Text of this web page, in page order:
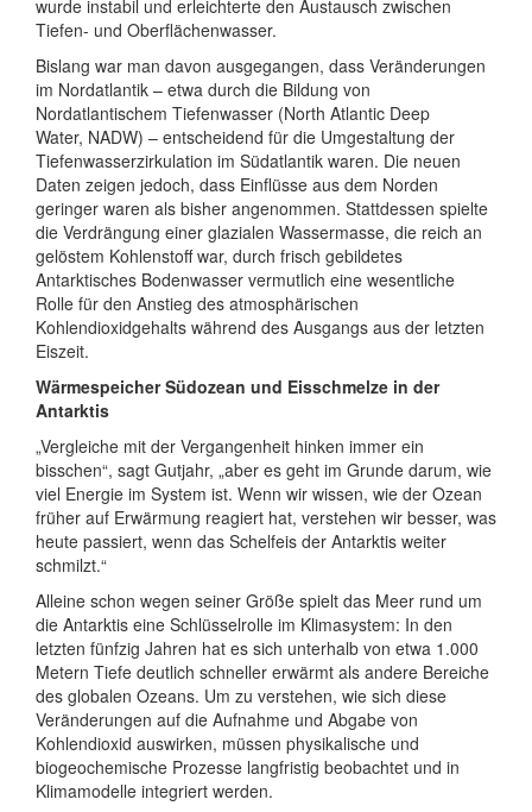
wurde instabil und erleichterte den Austausch zwischen
Tiefen- und Oberflächenwasser.
Bislang war man davon ausgegangen, dass Veränderungen
im Nordatlantik – etwa durch die Bildung von
Nordatlantischem Tiefenwasser (North Atlantic Deep
Water, NADW) – entscheidend für die Umgestaltung der
Tiefenwasserzirkulation im Südatlantik waren. Die neuen
Daten zeigen jedoch, dass Einflüsse aus dem Norden
geringer waren als bisher angenommen. Stattdessen spielte
die Verdrängung einer glazialen Wassermasse, die reich an
gelöstem Kohlenstoff war, durch frisch gebildetes
Antarktisches Bodenwasser vermutlich eine wesentliche
Rolle für den Anstieg des atmosphärischen
Kohlendioxidgehalts während des Ausgangs aus der letzten
Eiszeit.
Wärmespeicher Südozean und Eisschmelze in der
Antarktis
„Vergleiche mit der Vergangenheit hinken immer ein
bisschen“, sagt Gutjahr, „aber es geht im Grunde darum, wie
viel Energie im System ist. Wenn wir wissen, wie der Ozean
früher auf Erwärmung reagiert hat, verstehen wir besser, was
heute passiert, wenn das Schelfeis der Antarktis weiter
schmilzt.“
Alleine schon wegen seiner Größe spielt das Meer rund um
die Antarktis eine Schlüsselrolle im Klimasystem: In den
letzten fünfzig Jahren hat es sich unterhalb von etwa 1.000
Metern Tiefe deutlich schneller erwärmt als andere Bereiche
des globalen Ozeans. Um zu verstehen, wie sich diese
Veränderungen auf die Aufnahme und Abgabe von
Kohlendioxid auswirken, müssen physikalische und
biogeochemische Prozesse langfristig beobachtet und in
Klimamodelle integriert werden.